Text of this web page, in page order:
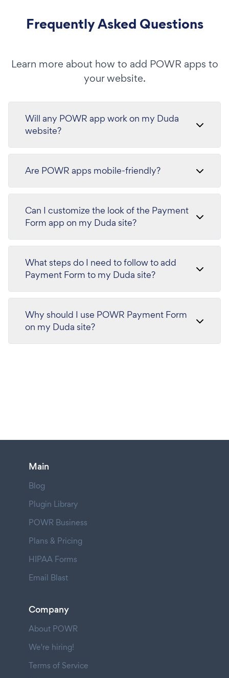
Frequently Asked Questions
Learn more about how to add POWR apps to
your website.
Will any POWR app work on my Duda
website?
Are POWR apps mobile-friendly?
Can I customize the look of the Payment
Form app on my Duda site?
What steps do I need to follow to add
Payment Form to my Duda site?
Why should I use POWR Payment Form
on my Duda site?
Main
Blog
Plugin Library
POWR Business
Plans & Pricing
HIPAA Forms
Email Blast
Company
About POWR
We're hiring!
Terms of Service